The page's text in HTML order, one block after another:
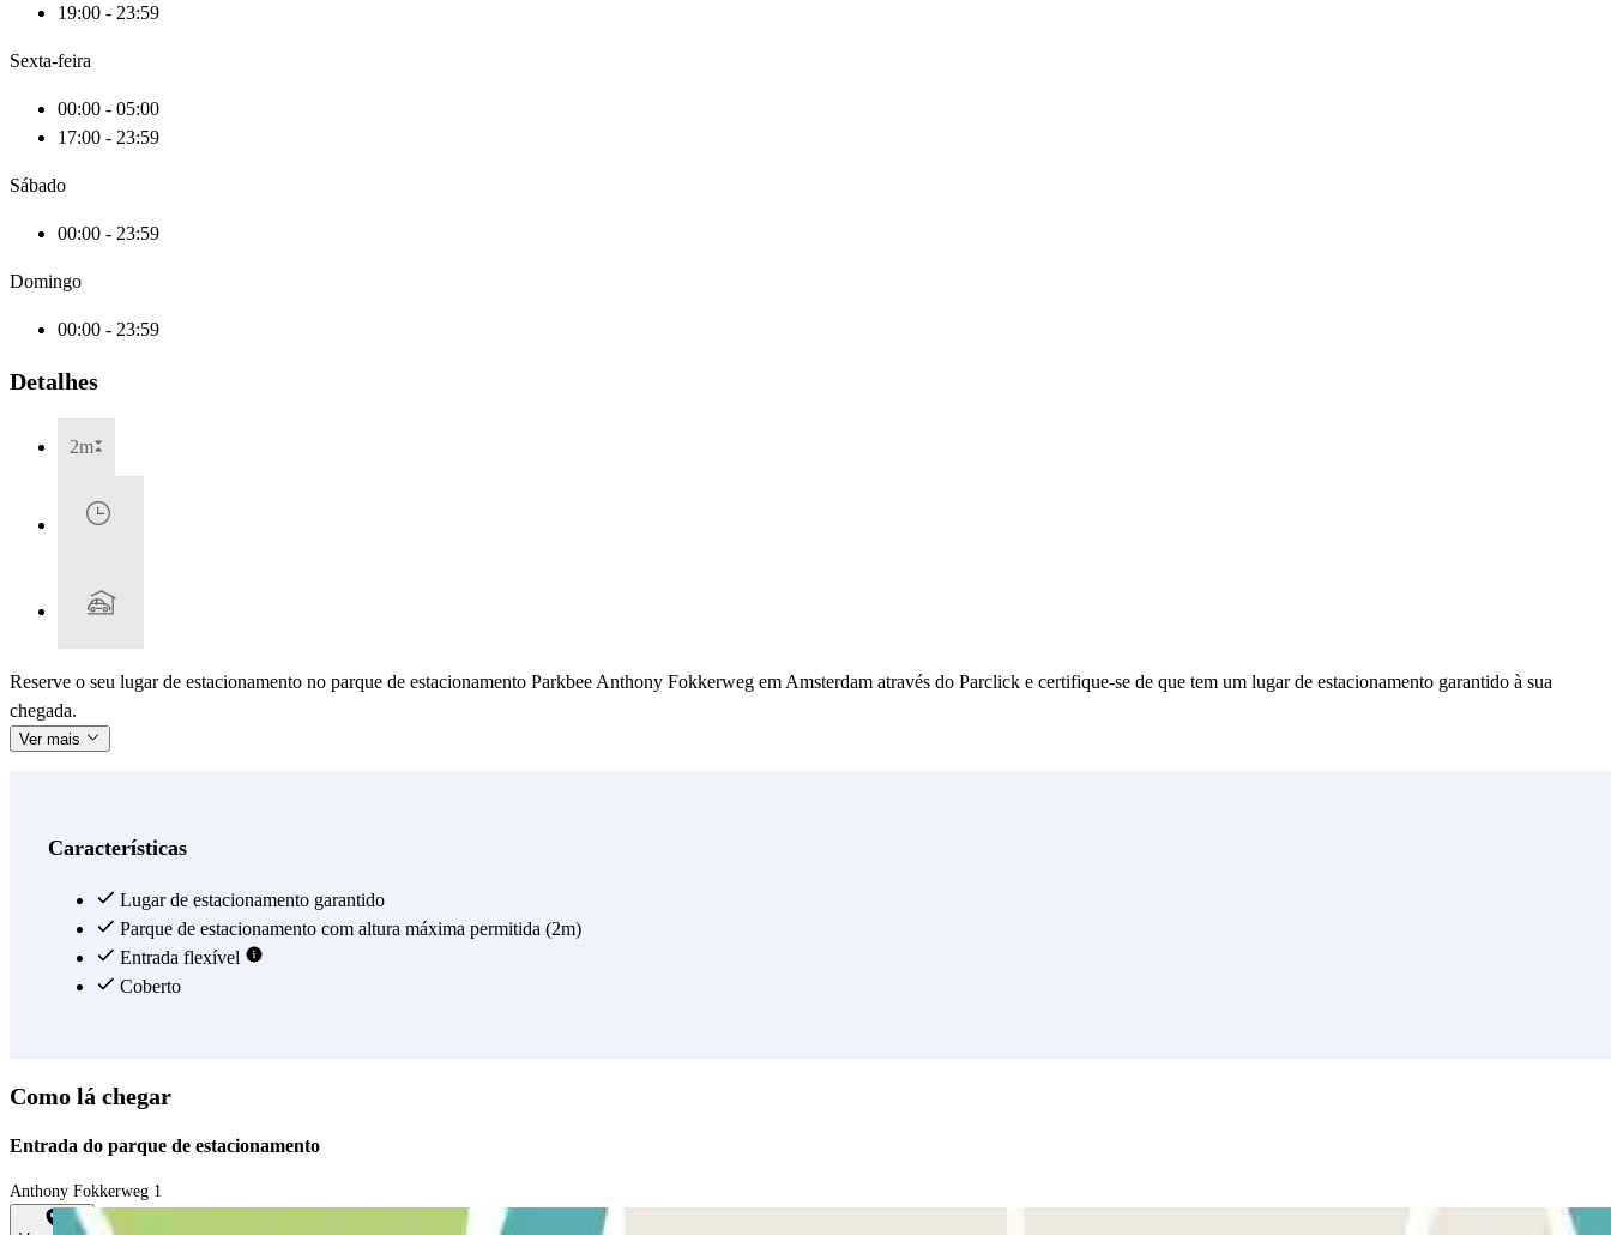
19:00 - 23:59
Sexta-feira
00:00 - 05:00
17:00 - 23:59
Sábado
00:00 - 23:59
Domingo
00:00 - 23:59
Detalhes
2m
Reserve o seu lugar de estacionamento no parque de estacionamento Parkbee Anthony Fokkerweg em Amsterdam através do Parclick e certifique-se de que tem um lugar de estacionamento garantido à sua
chegada.
Ver mais
Características
Lugar de estacionamento garantido
Parque de estacionamento com altura máxima permitida (2m)
Entrada flexível
Coberto
Como lá chegar
Entrada do parque de estacionamento
Anthony Fokkerweg 1